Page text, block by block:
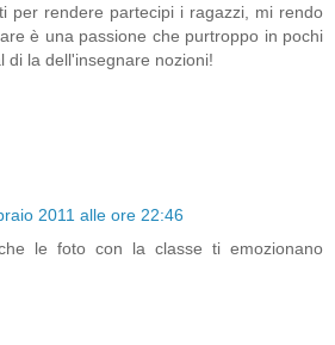
per rendere partecipi i ragazzi, mi rendo
è una passione che purtroppo in pochi
di la dell'insegnare nozioni!
2011 alle ore 22:46
le foto con la classe ti emozionano